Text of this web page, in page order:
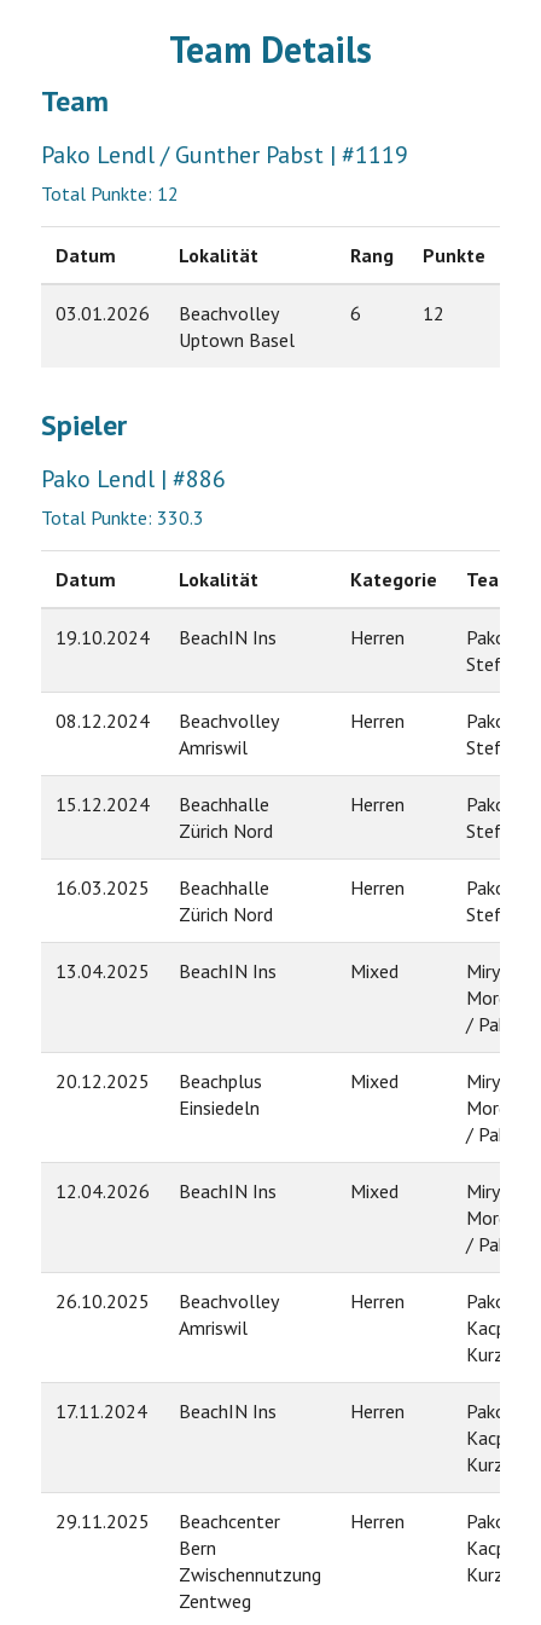
Team Details
Team
Pako Lendl / Gunther Pabst | #1119
Total Punkte: 12
Datum Lokalität Rang Punkte
03.01.2026
Beachvolley
Uptown Basel
6 12
Spieler
Pako Lendl | #886
Total Punkte: 330.3
Datum Lokalität Kategorie Team
19.10.2024 BeachIN Ins Herren
Pako
Stefan
08.12.2024
Beachvolley
Amriswil
Herren
Pako
Stefan
15.12.2024
Beachhalle
Zürich Nord
Herren
Pako
Stefan
16.03.2025
Beachhalle
Zürich Nord
Herren
Pako
Stefan
13.04.2025 BeachIN Ins Mixed
Miryam
/ Pako
20.12.2025
Beachplus
Einsiedeln
Mixed
Miryam
/ Pako
12.04.2026 BeachIN Ins Mixed
Miryam
/ Pako
26.10.2025
Beachvolley
Amriswil
Herren
Pako
Kacper
Kurzawa
17.11.2024 BeachIN Ins Herren
Pako
Kacper
Kurzawa
29.11.2025
Beachcenter
Bern
Zwischennutzung
Zentweg
Herren
Pako
Kacper
Kurzawa